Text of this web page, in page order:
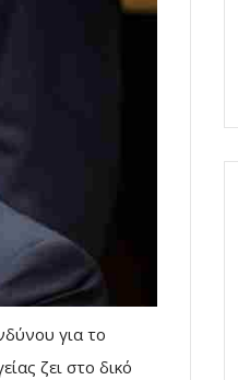
για το
ζει στο δικό